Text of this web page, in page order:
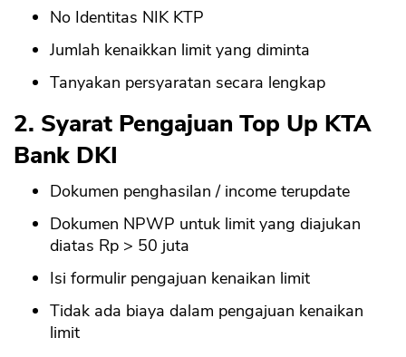
No Identitas NIK KTP
Jumlah kenaikkan limit yang diminta
Tanyakan persyaratan secara lengkap
2. Syarat Pengajuan Top Up KTA
Bank DKI
Dokumen penghasilan / income terupdate
Dokumen NPWP untuk limit yang diajukan
diatas Rp > 50 juta
Isi formulir pengajuan kenaikan limit
Tidak ada biaya dalam pengajuan kenaikan
limit